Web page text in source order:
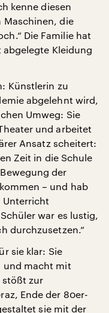
kenne diesen
Maschinen, die
Die Familie hat
Kleidung
Künstlerin zu
abgelehnt wird,
Umweg: Sie
und arbeitet
Ansatz scheitert:
Zeit in die Schule
der
– und hab
war es lustig,
durchzusetzen.“
sie klar: Sie
und macht mit
stößt zur
Ende der 80er-
sie mit der